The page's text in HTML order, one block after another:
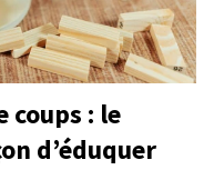
coups : le
d’éduquer